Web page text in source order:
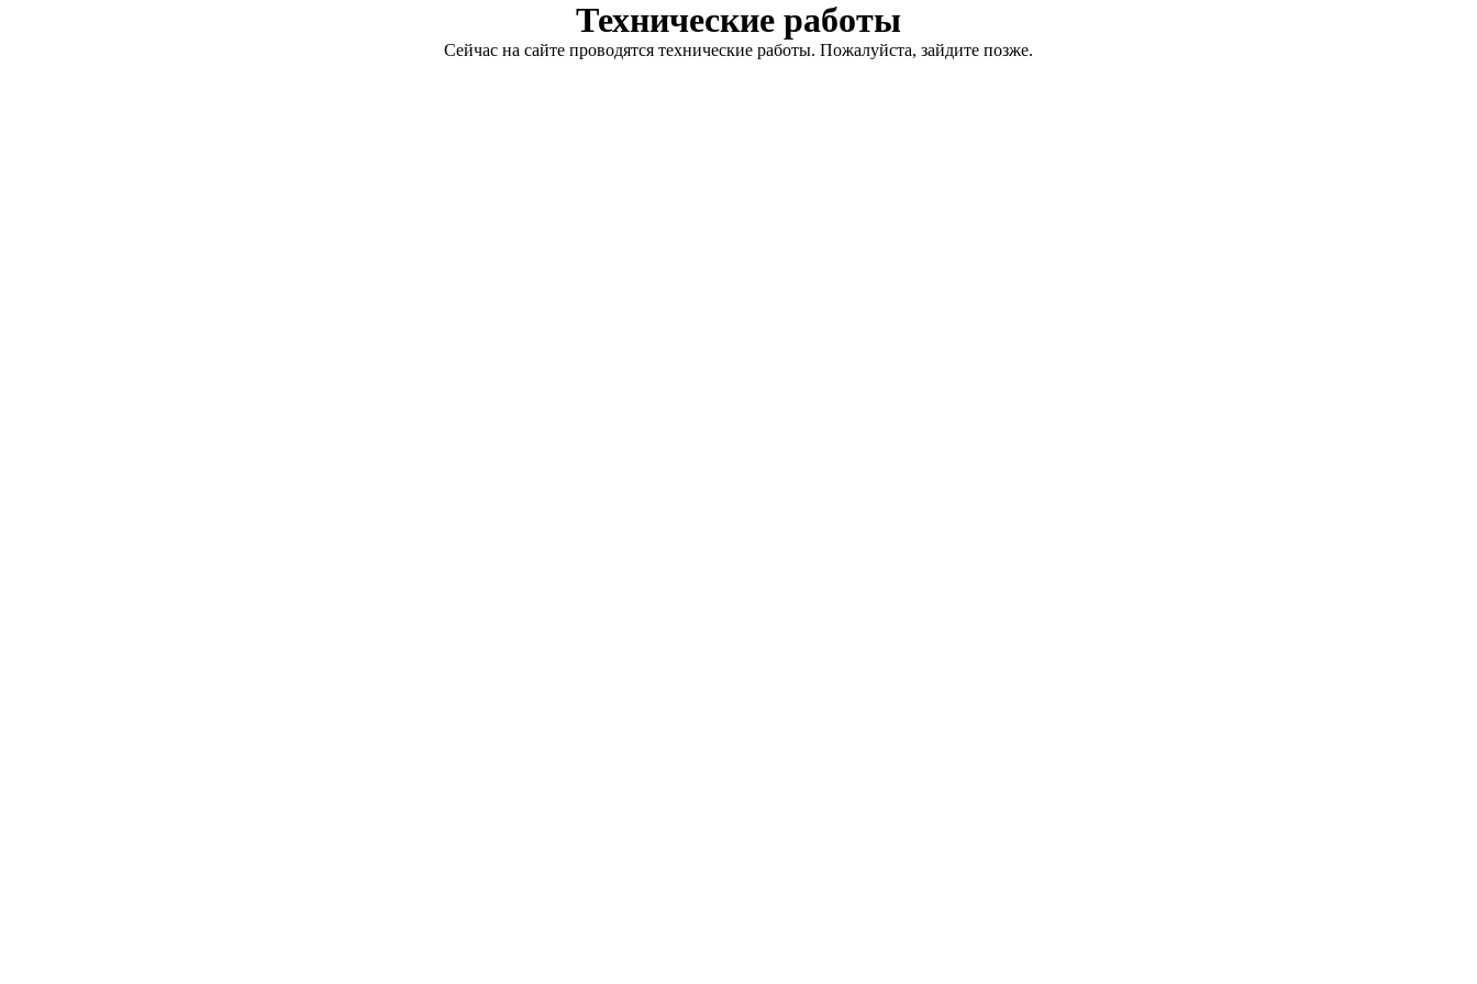
Технические работы
Сейчас на сайте проводятся технические работы. Пожалуйста, зайдите позже.